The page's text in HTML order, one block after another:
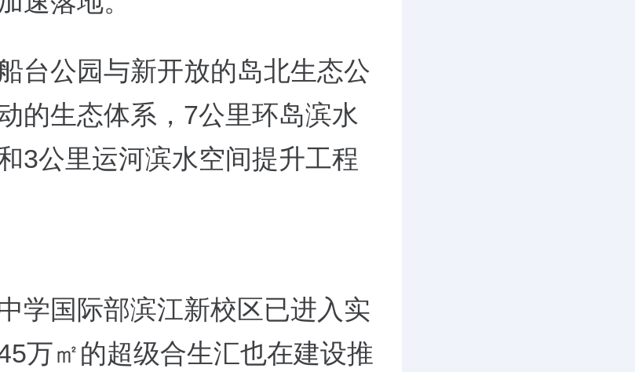
台公园与新开放的岛北生态公
的生态体系，7公里环岛滨水
3公里运河滨水空间提升工程
学国际部滨江新校区已进入实
万㎡的超级合生汇也在建设推